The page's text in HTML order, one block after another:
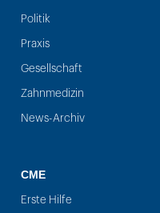
Politik
Praxis
Gesellschaft
Zahnmedizin
News-Archiv
CME
Erste Hilfe